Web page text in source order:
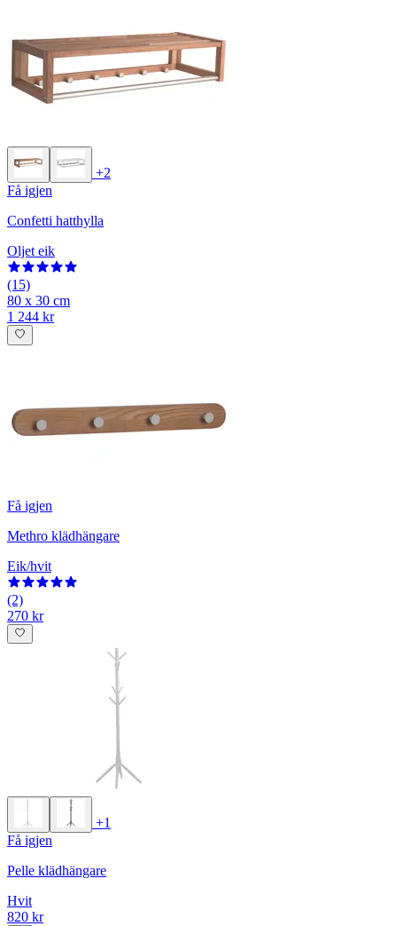
+2
Få igjen
Confetti hatthylla
Oljet eik
(15)
80 x 30 cm
1 244 kr
Få igjen
Methro klädhängare
Eik/hvit
(2)
270 kr
+1
Få igjen
Pelle klädhängare
Hvit
820 kr